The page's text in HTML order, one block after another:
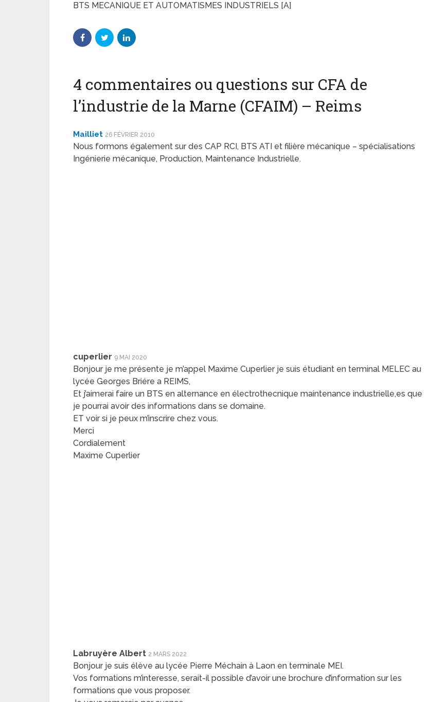
BTS MECANIQUE ET AUTOMATISMES INDUSTRIELS [A]
4 commentaires ou questions sur CFA de
l’industrie de la Marne (CFAIM) – Reims
Mailliet 26 FÉVRIER 2010
Nous formons également sur des CAP RCI, BTS ATI et filière mécanique – spécialisations
Ingénierie mécanique, Production, Maintenance Industrielle.
cuperlier 9 MAI 2020
Bonjour je me présente je m’appel Maxime Cuperlier je suis étudiant en terminal MELEC au
lycée Georges Briére a REIMS,
Et j’aimerai faire un BTS en alternance en électrothecnique maintenance industrielle,es que
je pourrai avoir des informations dans se domaine.
ET voir si je peux m’inscrire chez vous.
Merci
Cordialement
Maxime Cuperlier
Labruyère Albert 2 MARS 2022
Bonjour je suis élève au lycée Pierre Méchain à Laon en terminale MEI.
Vos formations m’interesse, serait-il possible d’avoir une brochure d’information sur les
formations que vous proposer.